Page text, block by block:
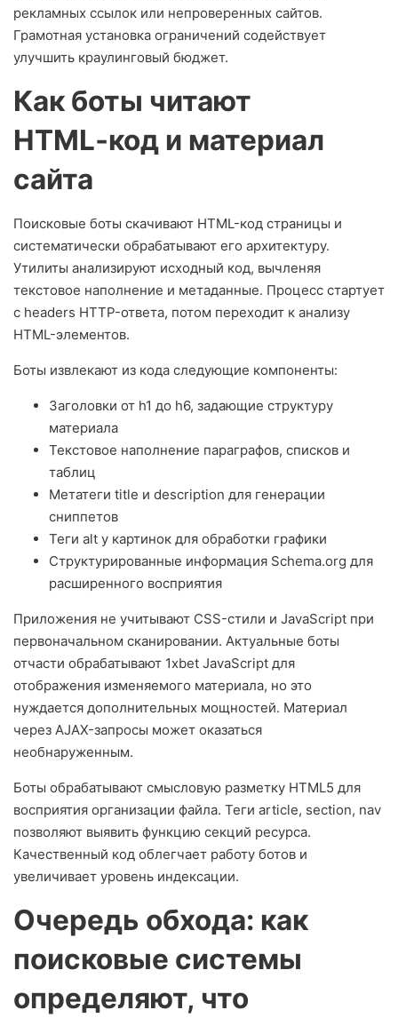
рекламных ссылок или непроверенных сайтов.
Грамотная установка ограничений содействует
улучшить краулинговый бюджет.
Как боты читают
HTML‑код и материал
сайта
Поисковые боты скачивают HTML-код страницы и
систематически обрабатывают его архитектуру.
Утилиты анализируют исходный код, вычленяя
текстовое наполнение и метаданные. Процесс стартует
с headers HTTP-ответа, потом переходит к анализу
HTML-элементов.
Боты извлекают из кода следующие компоненты:
Заголовки от h1 до h6, задающие структуру
материала
Текстовое наполнение параграфов, списков и
таблиц
Метатеги title и description для генерации
сниппетов
Теги alt у картинок для обработки графики
Структурированные информация Schema.org для
расширенного восприятия
Приложения не учитывают CSS-стили и JavaScript при
первоначальном сканировании. Актуальные боты
отчасти обрабатывают 1xbet JavaScript для
отображения изменяемого материала, но это
нуждается дополнительных мощностей. Материал
через AJAX-запросы может оказаться
необнаруженным.
Боты обрабатывают смысловую разметку HTML5 для
восприятия организации файла. Теги article, section, nav
позволяют выявить функцию секций ресурса.
Качественный код облегчает работу ботов и
увеличивает уровень индексации.
Очередь обхода: как
поисковые системы
определяют, что